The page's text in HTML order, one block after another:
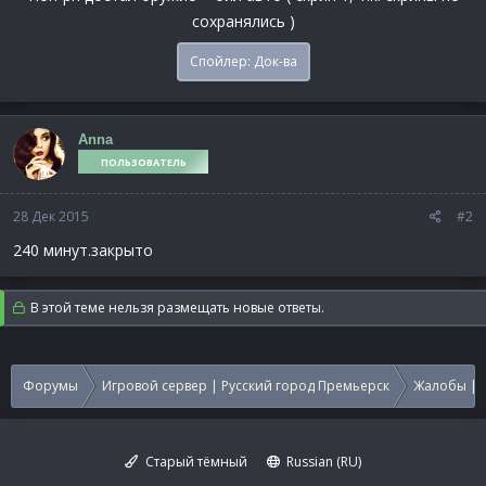
сохранялись )
Спойлер: Док-ва
Anna
ПОЛЬЗОВАТЕЛЬ
28 Дек 2015 #2
240 минут.закрыто
В этой теме нельзя размещать новые ответы.
Форумы Игровой сервер | Русский город Премьерск Жалобы |
Старый тёмный
Russian (RU)